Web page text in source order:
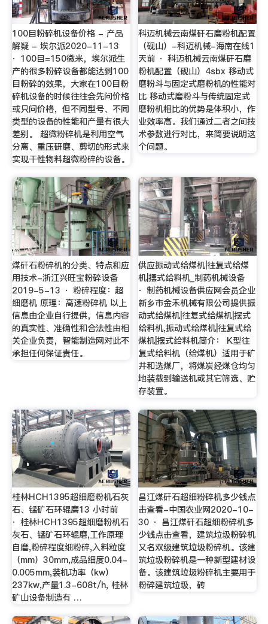
100目粉碎机设备价格 - 产品
解疑 - 埃尔派2020-11-13
· 100目=150微米，埃尔派生
产的很多粉碎设备都能达到100
目粉碎的效果，大家在100目粉
碎机设备的时候往往会先问价格
或只问价格，但不同型号、不同
类型的设备的性能和产量有很大
差别。 超微粉碎机是利用空气
分离、重压研磨、剪切的形式来
实现干性物料超微粉碎的设备。
科迈机械云南煤矸石磨粉机配置
（砚山）-科迈机械-海南在线1
天前 · 科迈机械云南煤矸石磨
粉机配置（砚山）4sbx 移动式
磨粉斗与固定式磨粉机的性能对
比 移动式磨粉斗与传统固定式
磨粉机相比的优势是体积小，作
业效率高。我们通过二者之间技
术参数进行对比，来简要说明这
个问题。
煤矸石粉碎机的分类、特点和应
用技术-浙江兴旺宝粉碎设备
2019-5-13 · 粉碎程度：超
细磨机 原理：高速粉碎机 以上
信息由企业自行提供，信息内容
的真实性、准确性和合法性由相
关企业负责，智能制造网对此不
承担任何保证责任。
供应振动式给煤机|往复式给煤
机|摆式给料机_制药机械设备
· 制药机械设备供应网会员企业
新乡市金禾机械有限公司提供振
动式给煤机|往复式给煤机|摆式
给料机,振动式给煤机|往复式给
煤机|摆式给料机简介： K型往
复式给料机（给煤机）适用于矿
井和选煤厂，将煤炭经煤仓均匀
地装载到输送机或其它筛选、贮
存装置。
桂林HCH1395超细磨粉机石灰
石、锰矿石环辊磨13 小时前
· 桂林HCH1395超细磨粉机石
灰石、锰矿石环辊磨,工作原理
自磨,粉碎程度细粉碎,入料粒度
（mm）30mm,成品细度0.04-
0.005mm,装机功率（kw）
237kw,产量1.3-608t/h, 桂林
矿山设备制造有 …
昌江煤矸石超细粉碎机多少钱点
击查看-中国农业网2020-10-
30 · 昌江煤矸石超细粉碎机多
少钱点击查看，建筑垃圾粉碎机
又名双级建筑垃圾粉碎机。该建
筑垃圾粉碎机是一种新型建材设
备。该建筑垃圾粉碎机主要用于
粉碎建筑垃圾，砖